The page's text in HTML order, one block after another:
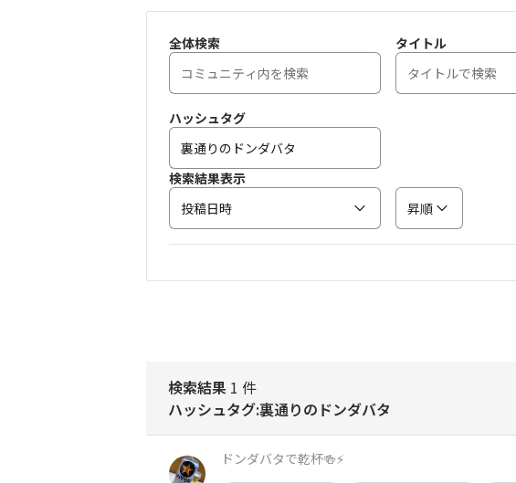
全体検索 タイトル
ハッシュタグ
検索結果表示
投稿日時
昇順
検索結果 1 件
ハッシュタグ:裏通りのドンダバタ
ドンダバタで乾杯🍻⚡️